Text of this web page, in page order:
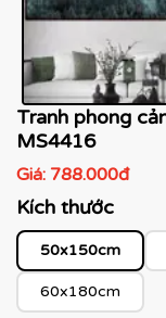
Tranh phong
MS4416
Giá: 788.000đ
Kích thước
50x150cm
60x180cm